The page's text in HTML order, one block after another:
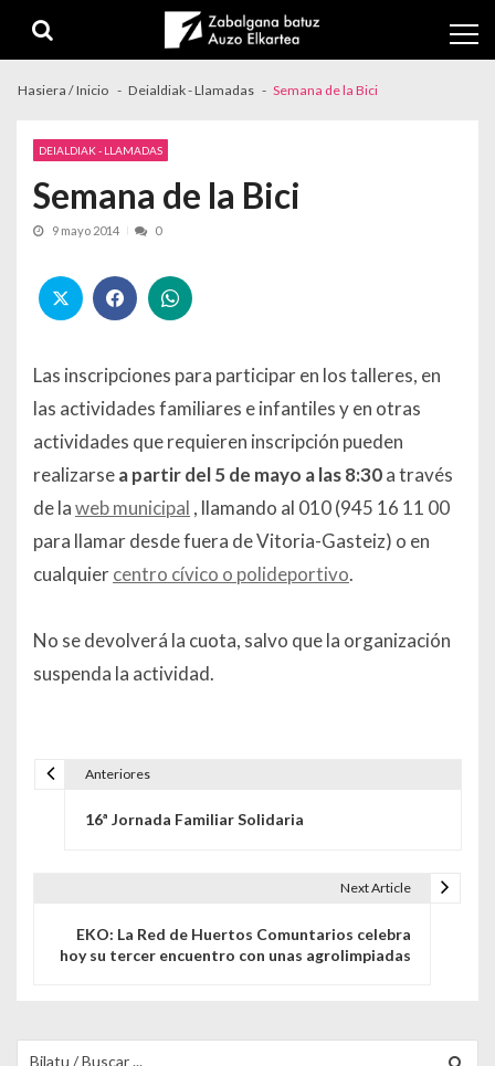
Hasiera / Inicio Deialdiak - Llamadas Semana de la Bici
DEIALDIAK - LLAMADAS
Semana de la Bici
9 mayo 2014 0
Las inscripciones para participar en los talleres, en
las actividades familiares e infantiles y en otras
actividades que requieren inscripción pueden
realizarsea partir del 5 de mayo a las 8:30a través
de laweb municipal , llamando al 010 (945 16 11 00
para llamar desde fuera de Vitoria-Gasteiz) o en
cualquiercentro cívico o polideportivo.
No se devolverá la cuota, salvo que la organización
suspenda la actividad.
Anteriores
16ª Jornada Familiar Solidaria
Next Article
EKO: La Red de Huertos Comuntarios celebra
hoy su tercer encuentro con unas agrolimpiadas